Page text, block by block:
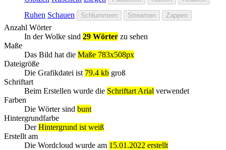
Ruhen Schauen Schlummern Streamen Zappen
Anzahl Wörter
In der Wolke sind 29 Wörter zu sehen
Maße
Das Bild hat die Maße 783x508px
Dateigröße
Die Grafikdatei ist 79.4 kb groß
Schriftart
Beim Erstellen wurde die Schriftart Arial verwendet
Farben
Die Wörter sind bunt
Hintergrundfarbe
DerHintergrund ist weiß
Erstellt am
Die Wordcloud wurde am 15.01.2022 erstellt